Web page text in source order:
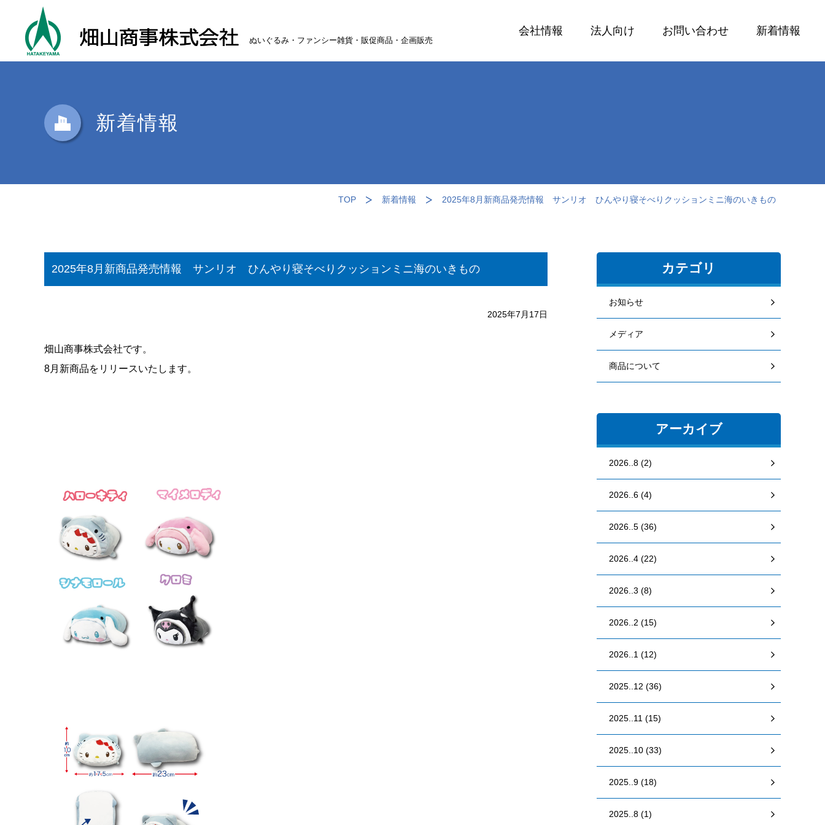
ぬいぐるみ・ファンシー雑貨・販促商品・企画販売
会社情報 法人向け お問い合わせ 新着情報
新着情報
TOP 新着情報 2025年8月新商品発売情報 サンリオ ひんやり寝そべりクッションミニ海のいきもの
2025年8月新商品発売情報 サンリオ ひんやり寝そべりクッションミニ海のいきもの
2025年7月17日
畑山商事株式会社です。
8月新商品をリリースいたします。
カテゴリ
お知らせ
メディア
商品について
アーカイブ
2026..8 (2)
2026..6 (4)
2026..5 (36)
2026..4 (22)
2026..3 (8)
2026..2 (15)
2026..1 (12)
2025..12 (36)
2025..11 (15)
2025..10 (33)
2025..9 (18)
2025..8 (1)